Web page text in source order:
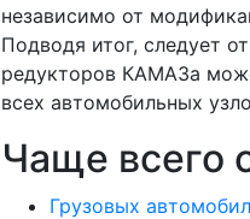
независимо от
Подводя итог, следует
редукторов КАМАЗа
всех автомобильных
Чаще всего
Грузовых